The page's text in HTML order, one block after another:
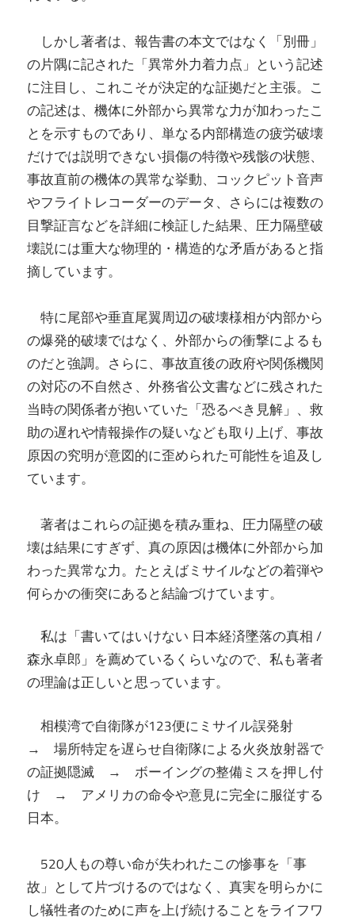
しかし著者は、報告書の本文ではなく「別冊」
の片隅に記された「異常外力着力点」という記述
に注目し、これこそが決定的な証拠だと主張。こ
の記述は、機体に外部から異常な力が加わったこ
とを示すものであり、単なる内部構造の疲労破壊
だけでは説明できない損傷の特徴や残骸の状態、
事故直前の機体の異常な挙動、コックピット音声
やフライトレコーダーのデータ、さらには複数の
目撃証言などを詳細に検証した結果、圧力隔壁破
壊説には重大な物理的・構造的な矛盾があると指
摘しています。
特に尾部や垂直尾翼周辺の破壊様相が内部から
の爆発的破壊ではなく、外部からの衝撃によるも
のだと強調。さらに、事故直後の政府や関係機関
の対応の不自然さ、外務省公文書などに残された
当時の関係者が抱いていた「恐るべき見解」、救
助の遅れや情報操作の疑いなども取り上げ、事故
原因の究明が意図的に歪められた可能性を追及し
ています。
著者はこれらの証拠を積み重ね、圧力隔壁の破
壊は結果にすぎず、真の原因は機体に外部から加
わった異常な力。たとえばミサイルなどの着弾や
何らかの衝突にあると結論づけています。
私は「書いてはいけない 日本経済墜落の真相 /
森永卓郎」を薦めているくらいなので、私も著者
の理論は正しいと思っています。
相模湾で自衛隊が123便にミサイル誤発射
→ 場所特定を遅らせ自衛隊による火炎放射器で
の証拠隠滅 → ボーイングの整備ミスを押し付
け → アメリカの命令や意見に完全に服従する
日本。
520人もの尊い命が失われたこの惨事を「事
故」として片づけるのではなく、真実を明らかに
し犠牲者のために声を上げ続けることをライフワ